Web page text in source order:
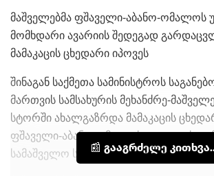
მაშველებმა ფშაველი-აბანო-ომალოს
მომხდარი ავარიის შედეგად
მამაკაცის ცხედარი იპოვეს
შინაგან საქმეთა სამინისტროს
მართვის სამსახურის მეხანძრე-
სტორში ახალგაზრდა მამაკაცის
ფშაველი-აბანო-ომალოს
სამაშველო საძიებო ოპერაცია
📰 გააგრძელე